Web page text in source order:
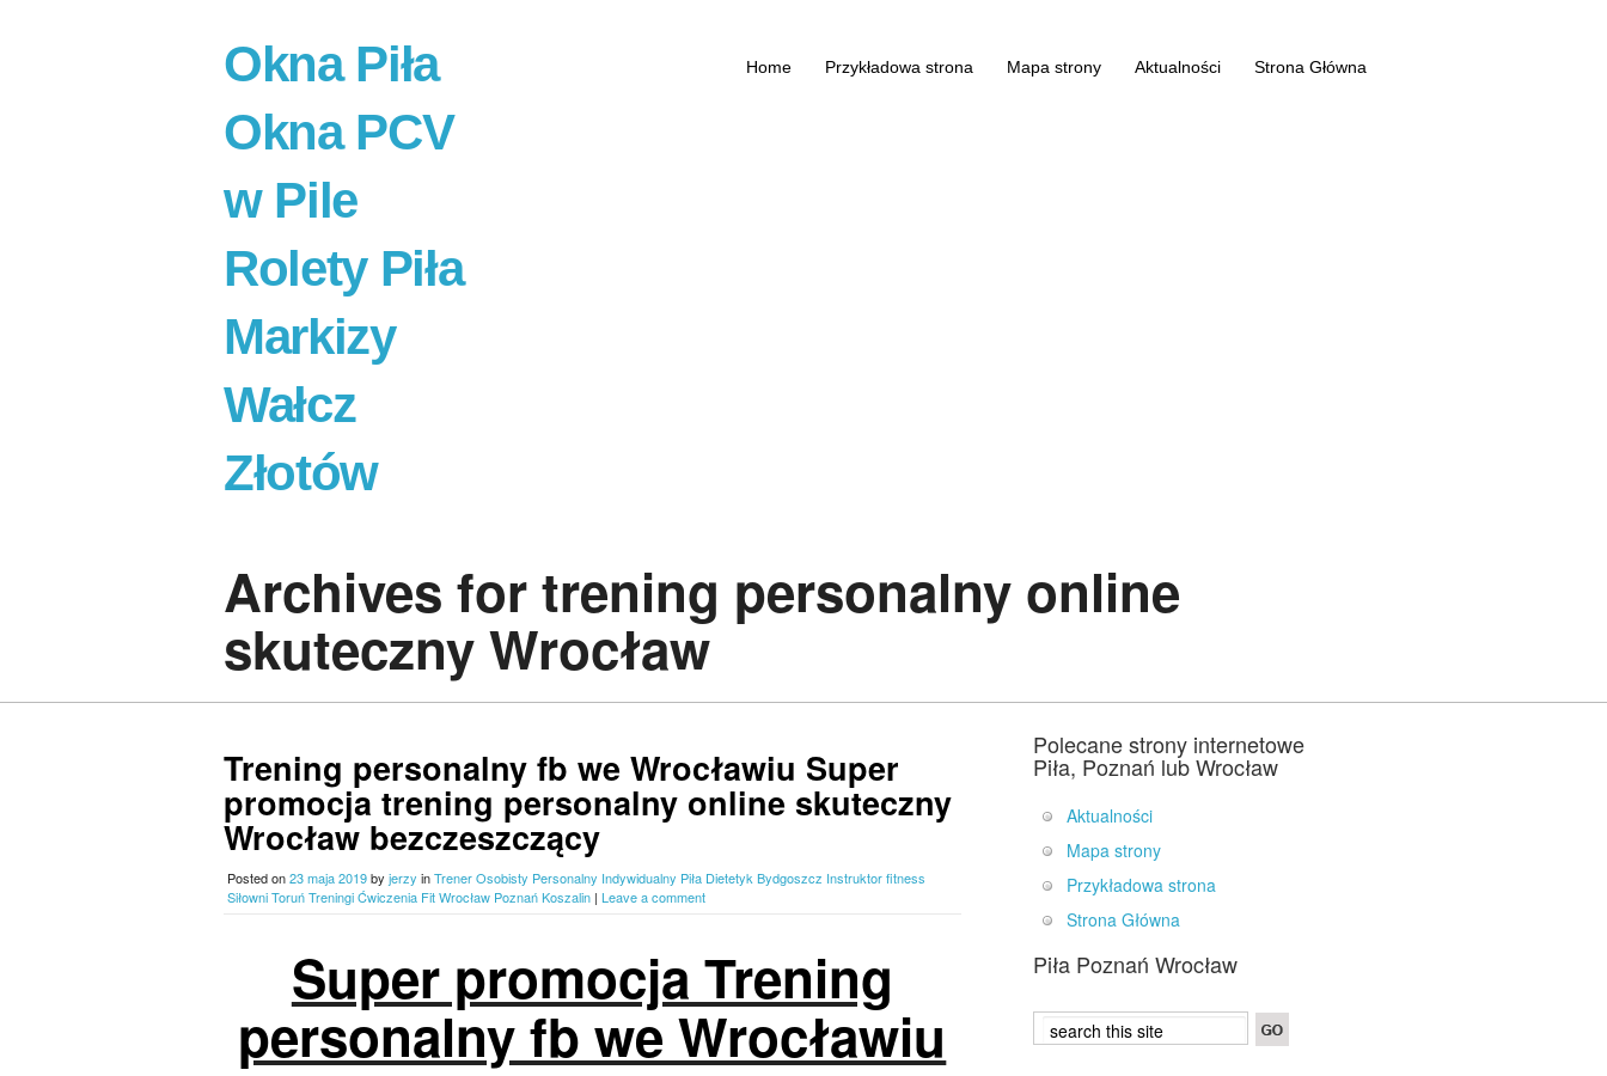
Okna Piła
Okna PCV
w Pile
Rolety Piła
Markizy
Wałcz
Złotów
Home Przykładowa strona Mapa strony Aktualności Strona Główna
Archives for trening personalny online
skuteczny Wrocław
Trening personalny fb we Wrocławiu Super
promocja trening personalny online skuteczny
Wrocław bezczeszczący
Posted on23 maja 2019by jerzy inTrener Osobisty Personalny Indywidualny Piła Dietetyk Bydgoszcz Instruktor fitness
Siłowni Toruń Treningi Ćwiczenia Fit Wrocław Poznań Koszalin | Leave a comment
Super promocja Trening
personalny fb we Wrocławiu
Polecane strony internetowe
Piła, Poznań lub Wrocław
Aktualności
Mapa strony
Przykładowa strona
Strona Główna
Piła Poznań Wrocław